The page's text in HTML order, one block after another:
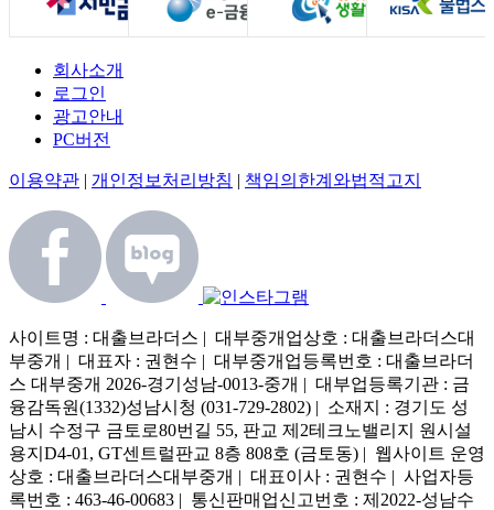
회사소개
로그인
광고안내
PC버전
이용약관 | 개인정보처리방침 | 책임의한계와법적고지
사이트명 : 대출브라더스 | 대부중개업상호 : 대출브라더스대
부중개 | 대표자 : 권현수 | 대부중개업등록번호 : 대출브라더
스 대부중개 2026-경기성남-0013-중개 | 대부업등록기관 : 금
융감독원(1332)성남시청 (031-729-2802) | 소재지 : 경기도 성
남시 수정구 금토로80번길 55, 판교 제2테크노밸리지 원시설
용지D4-01, GT센트럴판교 8층 808호 (금토동) | 웹사이트 운영
상호 : 대출브라더스대부중개 | 대표이사 : 권현수 | 사업자등
록번호 : 463-46-00683 | 통신판매업신고번호 : 제2022-성남수